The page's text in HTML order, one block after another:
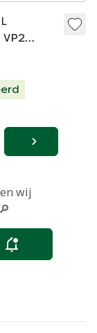
Verner
'70
Volgende
wij